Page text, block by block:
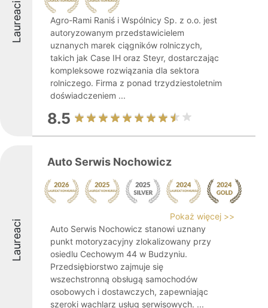
Laureaci
Agro-Rami Raniś i Wspólnicy Sp. z o.o. jest
autoryzowanym przedstawicielem
uznanych marek ciągników rolniczych,
takich jak Case IH oraz Steyr, dostarczając
kompleksowe rozwiązania dla sektora
rolniczego. Firma z ponad trzydziestoletnim
doświadczeniem ...
8.5
Laureaci
Auto Serwis Nochowicz
Pokaż więcej >>
Auto Serwis Nochowicz stanowi uznany
punkt motoryzacyjny zlokalizowany przy
osiedlu Cechowym 44 w Budzyniu.
Przedsiębiorstwo zajmuje się
wszechstronną obsługą samochodów
osobowych i dostawczych, zapewniając
szeroki wachlarz usług serwisowych. ...